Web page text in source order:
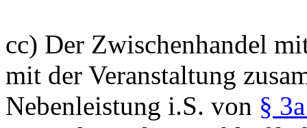
cc) Der Zwischenhandel
mit der Veranstaltung
Nebenleistung i.S. von §